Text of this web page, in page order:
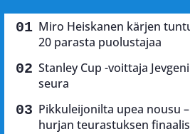
Miro Heiskanen kärjen
20 parasta puolustajaa
Stanley Cup -voittaja
seura
Pikkuleijonilta upea nousu
hurjan teurastuksen